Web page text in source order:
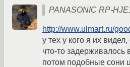
PANASONIC RP-
http://www.ulmart.ru/
у тех у кого я их
что-то задерживалось
потом подобные сони